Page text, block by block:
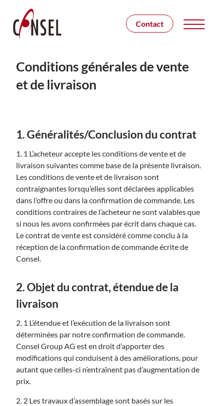
Contact
Conditions générales de vente
et de livraison
1. Généralités/Conclusion du contrat
1. 1 L’acheteur accepte les conditions de vente et de
livraison suivantes comme base de la présente livraison.
Les conditions de vente et de livraison sont
contraignantes lorsqu’elles sont déclarées applicables
dans l’offre ou dans la confirmation de commande. Les
conditions contraires de l’acheteur ne sont valables que
si nous les avons confirmées par écrit dans chaque cas.
Le contrat de vente est considéré comme conclu à la
réception de la confirmation de commande écrite de
Consel.
2. Objet du contrat, étendue de la
livraison
2. 1 L’étendue et l’exécution de la livraison sont
déterminées par notre confirmation de commande.
Consel Group AG est en droit d’apporter des
modifications qui conduisent à des améliorations, pour
autant que celles-ci n’entraînent pas d’augmentation de
prix.
2. 2 Les travaux d’assemblage sont basés sur les